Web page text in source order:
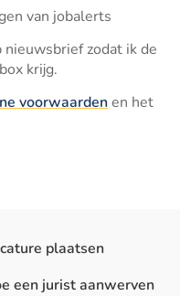
van jobalerts
zodat ik de
krijg.
voorwaardenen het
plaatsen
een jurist aanwerven